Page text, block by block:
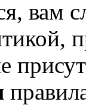
вам